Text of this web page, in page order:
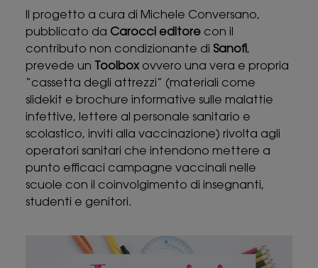
Il progetto a cura di Michele Conversano,
pubblicato da Carocci editore con il
contributo non condizionante di Sanofi,
prevede un
Toolbox ovvero una vera e propria
“cassetta degli attrezzi” (materiali come
slidekit e brochure informative sulle malattie
infettive, lettere al personale sanitario e
scolastico, inviti alla vaccinazione) rivolta agli
operatori sanitari che intendono mettere a
punto efficaci campagne vaccinali nelle
scuole con il coinvolgimento di insegnanti,
studenti e genitori.